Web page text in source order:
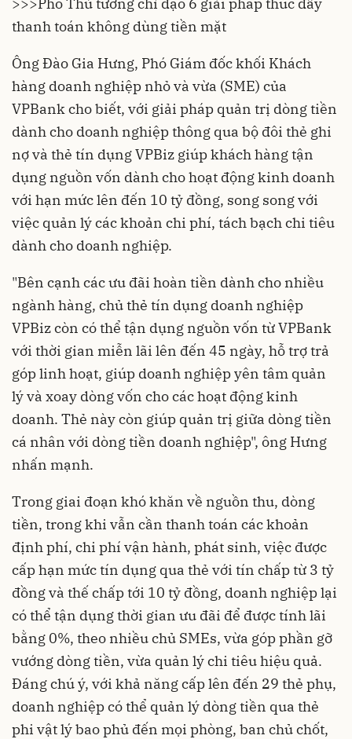
thanh toán không dùng tiền mặt
Ông Đào Gia Hưng, Phó Giám đốc khối Khách
hàng doanh nghiệp nhỏ và vừa (SME) của
VPBank cho biết, với giải pháp quản trị dòng tiền
dành cho doanh nghiệp thông qua bộ đôi thẻ ghi
nợ và thẻ tín dụng VPBiz giúp khách hàng tận
dụng nguồn vốn dành cho hoạt động kinh doanh
với hạn mức lên đến 10 tỷ đồng, song song với
việc quản lý các khoản chi phí, tách bạch chi tiêu
dành cho doanh nghiệp.
"Bên cạnh các ưu đãi hoàn tiền dành cho nhiều
ngành hàng, chủ thẻ tín dụng doanh nghiệp
VPBiz còn có thể tận dụng nguồn vốn từ VPBank
với thời gian miễn lãi lên đến 45 ngày, hỗ trợ trả
góp linh hoạt, giúp doanh nghiệp yên tâm quản
lý và xoay dòng vốn cho các hoạt động kinh
doanh. Thẻ này còn giúp quản trị giữa dòng tiền
cá nhân với dòng tiền doanh nghiệp", ông Hưng
nhấn mạnh.
Trong giai đoạn khó khăn về nguồn thu, dòng
tiền, trong khi vẫn cần thanh toán các khoản
định phí, chi phí vận hành, phát sinh, việc được
cấp hạn mức tín dụng qua thẻ với tín chấp từ 3 tỷ
đồng và thế chấp tới 10 tỷ đồng, doanh nghiệp lại
có thể tận dụng thời gian ưu đãi để được tính lãi
bằng 0%, theo nhiều chủ SMEs, vừa góp phần gỡ
vướng dòng tiền, vừa quản lý chi tiêu hiệu quả.
Đáng chú ý, với khả năng cấp lên đến 29 thẻ phụ,
doanh nghiệp có thể quản lý dòng tiền qua thẻ
phi vật lý bao phủ đến mọi phòng, ban chủ chốt,